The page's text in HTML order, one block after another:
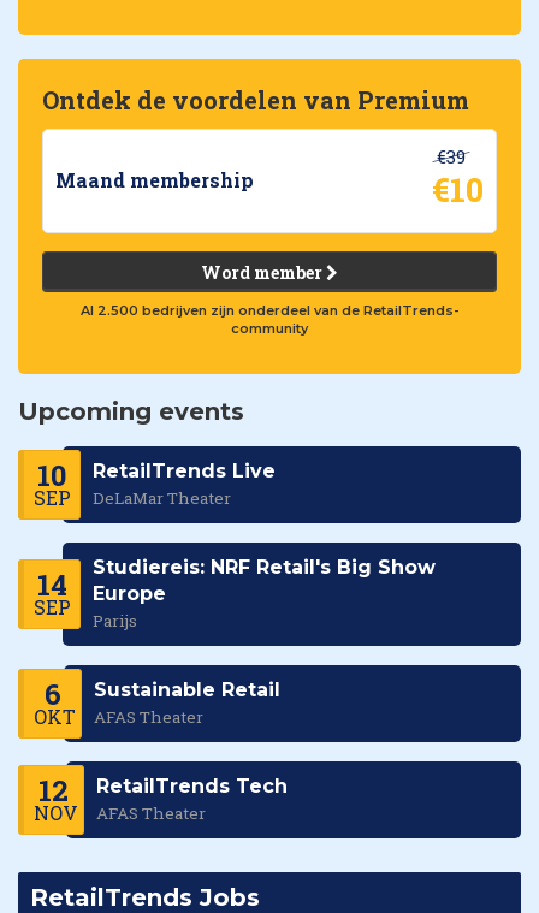
Ontdek de voordelen van Premium
Maand membership
€39
€10
Word member
Al 2.500 bedrijven zijn onderdeel van de RetailTrends-
community
Upcoming events
10
SEP
RetailTrends Live
DeLaMar Theater
14
SEP
Studiereis: NRF Retail's Big Show
Europe
Parijs
6
OKT
Sustainable Retail
AFAS Theater
12
NOV
RetailTrends Tech
AFAS Theater
RetailTrends Jobs